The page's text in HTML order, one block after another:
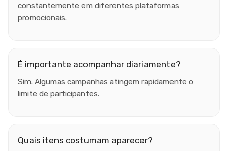
constantemente em diferentes plataformas
promocionais.
É importante acompanhar diariamente?
Sim. Algumas campanhas atingem rapidamente o
limite de participantes.
Quais itens costumam aparecer?